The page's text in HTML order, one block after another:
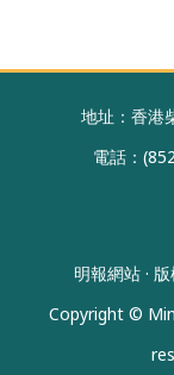
地址：香港
電話：
明報網站 ·
Copyright ©